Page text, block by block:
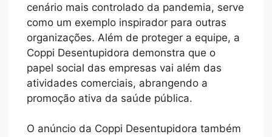
cenário mais controlado da pandemia, serve
como um exemplo inspirador para outras
organizações. Além de proteger a equipe, a
Coppi Desentupidora demonstra que o
papel social das empresas vai além das
atividades comerciais, abrangendo a
promoção ativa da saúde pública.
O anúncio da Coppi Desentupidora também